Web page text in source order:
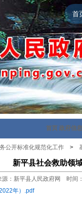
首
首页 政府信
公开标准化规范化工作 >
新平县社会救助领
源：新平县人民政府网 时间
年）.pdf